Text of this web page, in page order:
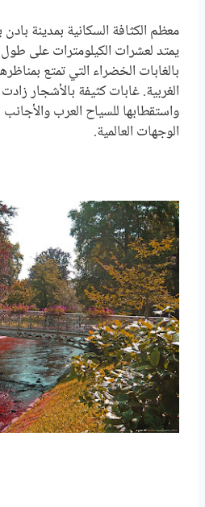
معظم الكثافة السكانية بمدينة
يمتد لعشرات الكيلومترات على
بالغابات الخضراء التي تمتع
الغربية. غابات كثيفة بالأشجار
واستقطابها للسياح العرب
الوجهات العالمية.